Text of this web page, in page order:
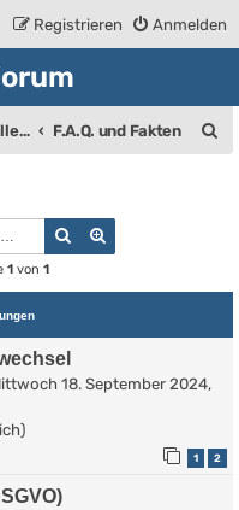
Anmelden
Registrieren
Fragen vom Brillenträger an den Augenoptiker F.A.Q. und Fakten
Suche
1von 1
18. September 2024,
1 2